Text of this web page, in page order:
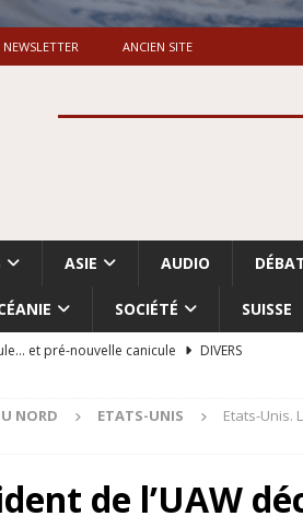
NEWSLETTER ANCIEN SITE
ASIE AUDIO
SOCIÉTÉ SUISSE
et pré-nouvelle canicule
DIVERS
du nettoyage ethnique en
sur la “fraude électorale” était une blague
NORD ETATS-UNIS
Etats-Unis.
de l’UAW